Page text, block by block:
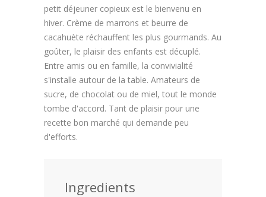
petit déjeuner copieux est le bienvenu en
hiver. Crème de marrons et beurre de
cacahuète réchauffent les plus gourmands. Au
goûter, le plaisir des enfants est décuplé.
Entre amis ou en famille, la convivialité
s'installe autour de la table. Amateurs de
sucre, de chocolat ou de miel, tout le monde
tombe d'accord. Tant de plaisir pour une
recette bon marché qui demande peu
d'efforts.
Ingredients